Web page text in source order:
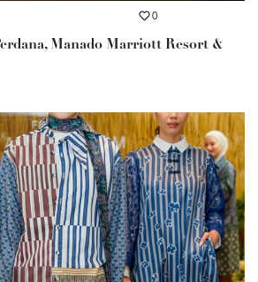
0
Manado Marriott Resort &